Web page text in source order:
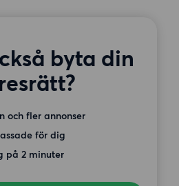
byta din
och fler annonser
för dig
på 2 minuter